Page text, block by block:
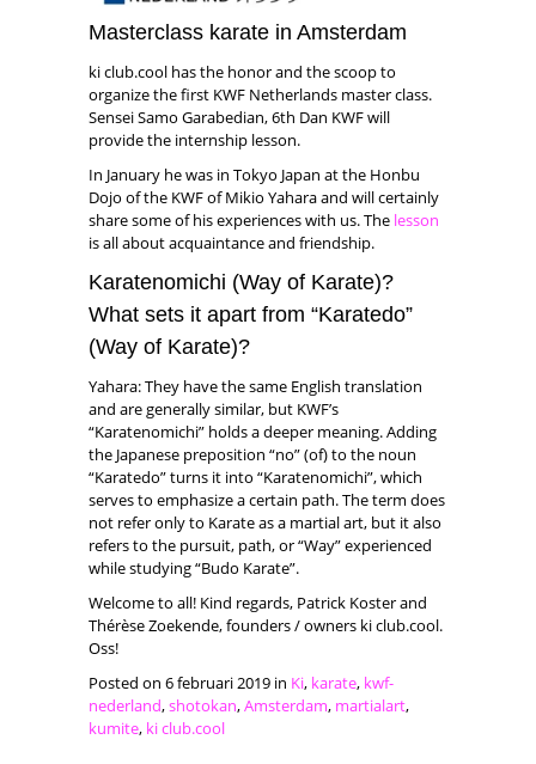
Masterclass karate in Amsterdam
ki club.cool has the honor and the scoop to
organize the first KWF Netherlands master class.
Sensei Samo Garabedian, 6th Dan KWF will
provide the internship lesson.
In January he was in Tokyo Japan at the Honbu
Dojo of the KWF of Mikio Yahara and will certainly
share some of his experiences with us. The lesson
is all about acquaintance and friendship.
Karatenomichi (Way of Karate)?
What sets it apart from “Karatedo”
(Way of Karate)?
Yahara: They have the same English translation
and are generally similar, but KWF’s
“Karatenomichi” holds a deeper meaning. Adding
the Japanese preposition “no” (of) to the noun
“Karatedo” turns it into “Karatenomichi”, which
serves to emphasize a certain path. The term does
not refer only to Karate as a martial art, but it also
refers to the pursuit, path, or “Way” experienced
while studying “Budo Karate”.
Welcome to all! Kind regards, Patrick Koster and
Thérèse Zoekende, founders / owners ki club.cool.
Oss!
Posted on 6 februari 2019 in Ki, karate, kwf-
nederland,shotokan,Amsterdam, martialart,
kumite, ki club.cool